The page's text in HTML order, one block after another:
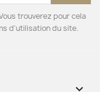
trouverez pour cela
d'utilisation du site.
